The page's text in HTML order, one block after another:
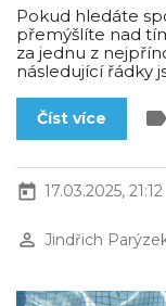
Pokud hledáte
přemýšlíte nad
za jednu z
následující řádky
Číst více label
today 17.03.2025, 21:12
perm_identity Jindřich